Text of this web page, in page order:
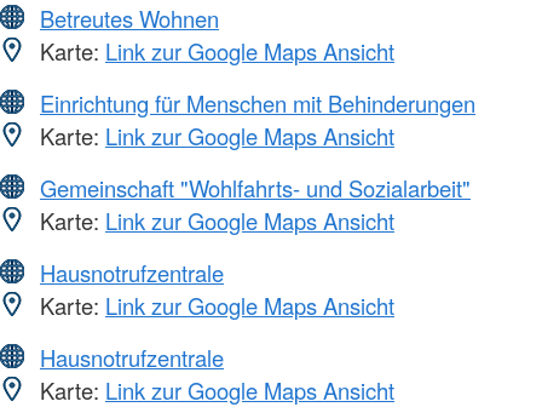
Betreutes Wohnen
Karte: Link zur Google Maps Ansicht
Einrichtung für Menschen mit Behinderungen
Karte: Link zur Google Maps Ansicht
Gemeinschaft "Wohlfahrts- und Sozialarbeit"
Karte: Link zur Google Maps Ansicht
Hausnotrufzentrale
Karte: Link zur Google Maps Ansicht
Hausnotrufzentrale
Karte: Link zur Google Maps Ansicht